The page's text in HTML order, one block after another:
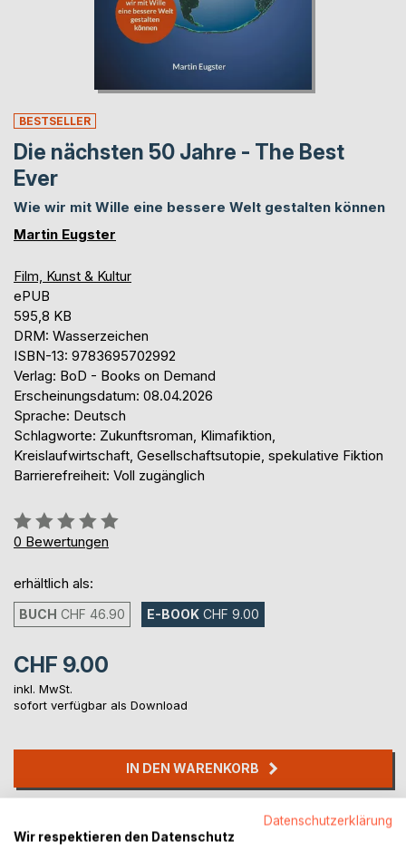
BESTSELLER
Die nächsten 50 Jahre - The Best
Ever
Wie wir mit Wille eine bessere Welt gestalten können
Martin Eugster
Film, Kunst & Kultur
ePUB
595,8 KB
DRM: Wasserzeichen
ISBN-13: 9783695702992
Verlag: BoD - Books on Demand
Erscheinungsdatum: 08.04.2026
Sprache: Deutsch
Schlagworte: Zukunftsroman, Klimafiktion,
Kreislaufwirtschaft, Gesellschaftsutopie, spekulative Fiktion
Barrierefreiheit: Voll zugänglich
Bewertung::
0%
0 Bewertungen
erhältlich als:
BUCH CHF 46.90 E-BOOK CHF 9.00
CHF 9.00
inkl. MwSt.
sofort verfügbar als Download
IN DEN WARENKORB
Titel bewerten
Datenschutzerklärung
Wir respektieren den Datenschutz